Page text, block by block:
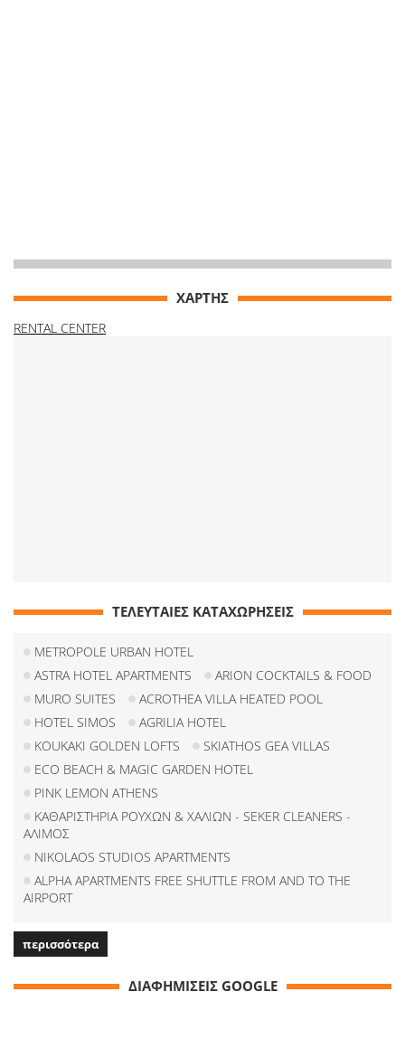
ΧΑΡΤΗΣ
RENTAL CENTER
ΤΕΛΕΥΤΑΙΕΣ ΚΑΤΑΧΩΡΗΣΕΙΣ
METROPOLE URBAN HOTEL
ASTRA HOTEL APARTMENTS
ARION COCKTAILS & FOOD
MURO SUITES
ACROTHEA VILLA HEATED POOL
HOTEL SIMOS
AGRILIA HOTEL
KOUKAKI GOLDEN LOFTS
SKIATHOS GEA VILLAS
ECO BEACH & MAGIC GARDEN HOTEL
PINK LEMON ATHENS
ΚΑΘΑΡΙΣΤΗΡΙΑ ΡΟΥΧΩΝ & ΧΑΛΙΩΝ - SEKER CLEANERS -
ΑΛΙΜΟΣ
NIKOLAOS STUDIOS APARTMENTS
ALPHA APARTMENTS FREE SHUTTLE FROM AND TO THE
AIRPORT
περισσότερα
ΔΙΑΦΗΜΙΣΕΙΣ GOOGLE